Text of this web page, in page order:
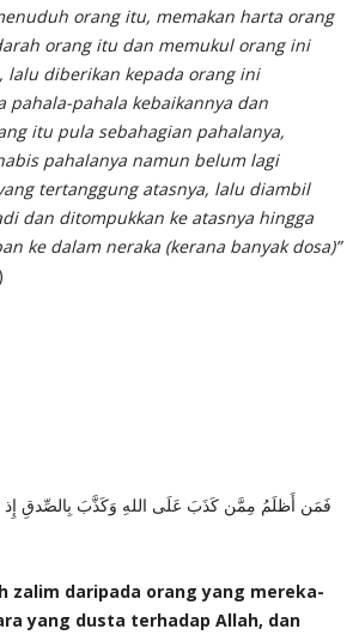
orang itu, memakan harta orang
orang itu dan memukul orang ini
lalu diberikan kepada orang ini
pahala-pahala kebaikannya dan
itu pula sebahagian pahalanya,
pahalanya namun belum lagi
tertanggung atasnya, lalu diambil
dan ditompukkan ke atasnya hingga
ke dalam neraka (kerana banyak dosa)”
zalim daripada orang yang mereka-
yang dusta terhadap Allah, dan